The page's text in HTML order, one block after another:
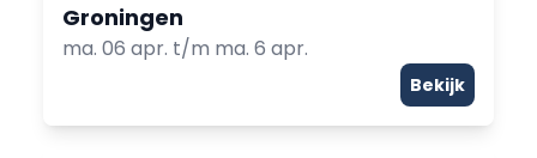
Groningen
ma. 06 apr. t/m ma. 6 apr.
Bekijk